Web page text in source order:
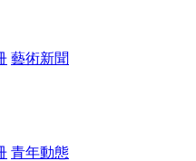
藝術新聞
青年動態